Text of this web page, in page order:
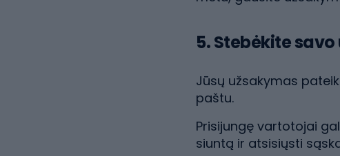
5. Stebėkite
Jūsų užsakymas
paštu.
Prisijungę vartotojai
siuntą ir atsisiųsti